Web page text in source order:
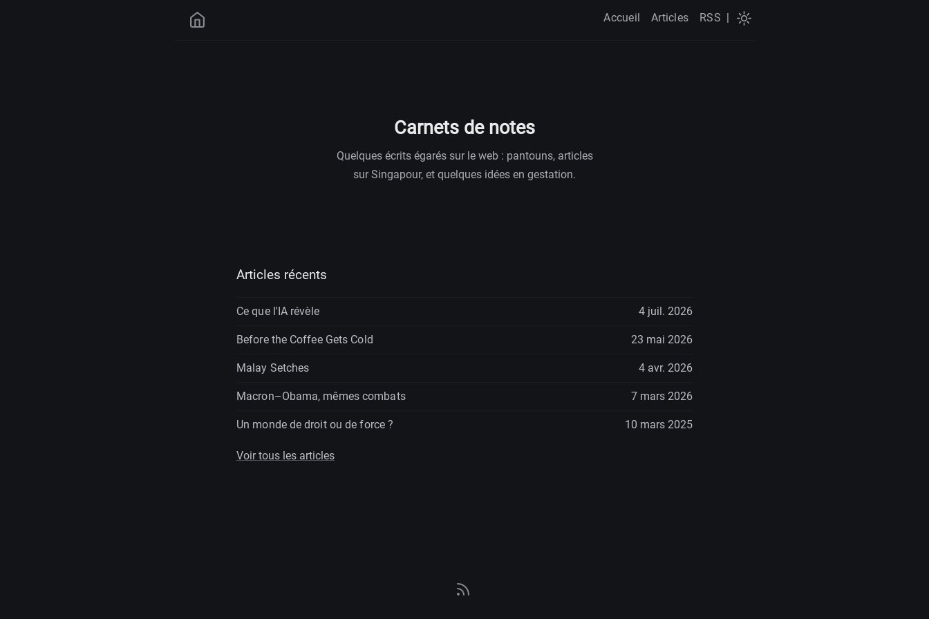
Accueil Articles RSS |
Carnets de notes
Quelques écrits égarés sur le web : pantouns, articles
sur Singapour, et quelques idées en gestation.
Articles récents
Ce que l'IA révèle 4 juil. 2026
Before the Coffee Gets Cold 23 mai 2026
Malay Setches 4 avr. 2026
Macron–Obama, mêmes combats 7 mars 2026
Un monde de droit ou de force ? 10 mars 2025
Voir tous les articles